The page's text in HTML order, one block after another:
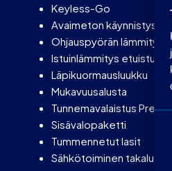
Keyless-Go
Avaimeton käynnistys ja
Ohjauspyörän lämmitys
Istuinlämmitys
Läpikuormausluukku
Mukavuusalusta
Tunnemavalaistus
Sisävalopaketti
Tummennetut lasit
Sähkötoiminen